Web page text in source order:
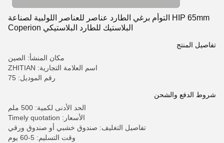
HIP 65mm التوأم برغي الطارد عناصر للعناصر اللولبية لصناعة
البلاستيك للطارد البلاستيكي Coperion
تفاصيل المنتج
مكان المنشأ: الصين
اسم العلامة التجارية: ZHITIAN
رقم الموديل: 75
شروط الدفع والشحن
الحد الأدنى لكمية: 500 ملم
الأسعار: Timely quotation
تفاصيل التغليف: صندوق خشبي أو صندوق ورقي
وقت التسليم: 5-60 يوم